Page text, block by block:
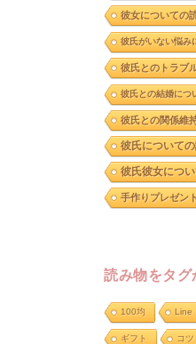
彼女についての
彼氏がいない悩み
彼氏とのトラブ
彼氏との結婚につ
彼氏との関係維
彼氏について
彼氏彼女につ
手作りプレゼン
読み物をタグ
100均 Line
ギフト コツ